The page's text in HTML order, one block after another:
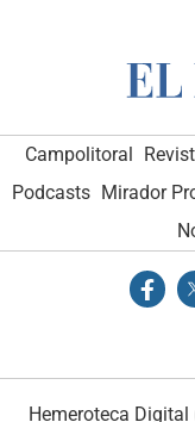
Campolitoral
Podcasts Mirador
Hemeroteca Digital